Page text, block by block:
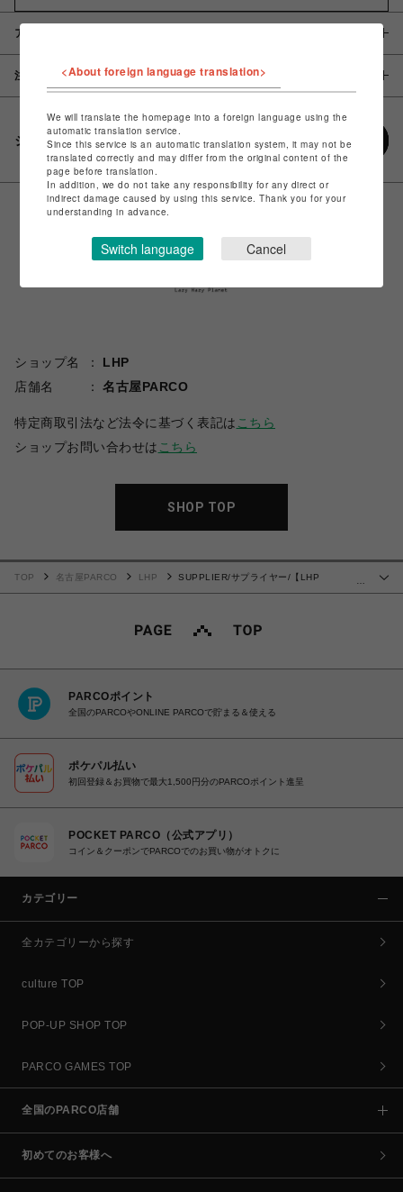
アイテム説明 / 素材
注意事項
シェアする
ショップ名
LHP
店舗名
名古屋PARCO
特定商取引法など法令に基づく表記は こちら
ショップお問い合わせは こちら
SHOP TOP
…
TOP 名古屋PARCO LHP
SUPPLIER/サプライヤー/【LHP
PARCOポイント
全国のPARCOやONLINE PARCOで貯まる＆使える
ポケパル払い
初回登録＆お買物で最大1,500円分のPARCOポイント進呈
POCKET PARCO（公式アプリ）
コイン＆クーポンでPARCOでのお買い物がオトクに
カテゴリー
全カテゴリーから探す
culture TOP
POP-UP SHOP TOP
PARCO GAMES TOP
全国のPARCO店舗
初めてのお客様へ
<About foreign language translation>
We will translate the homepage into a foreign language using the
automatic translation service.
Since this service is an automatic translation system, it may not be
translated correctly and may differ from the original content of the
page before translation.
In addition, we do not take any responsibility for any direct or
indirect damage caused by using this service. Thank you for your
understanding in advance.
Switch language Cancel